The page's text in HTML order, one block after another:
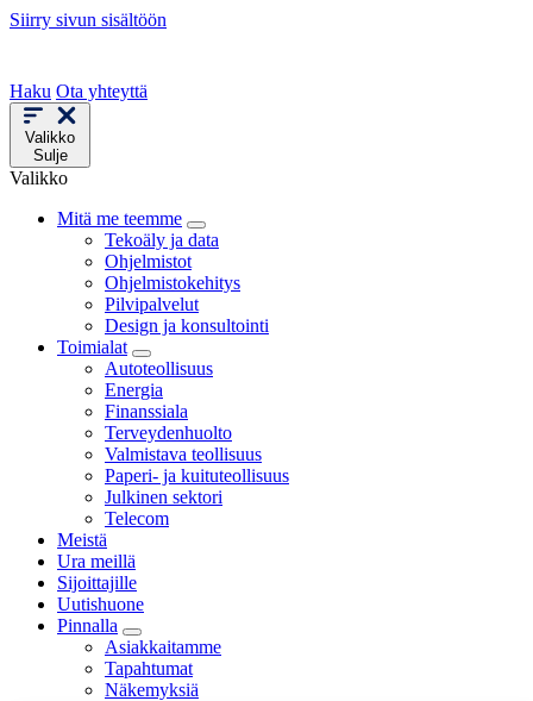
Siirry sivun sisältöön
Haku Ota yhteyttä
Valikko
Sulje
Valikko
Mitä me teemme
Tekoäly ja data
Ohjelmistot
Ohjelmistokehitys
Pilvipalvelut
Design ja konsultointi
Toimialat
Autoteollisuus
Energia
Finanssiala
Terveydenhuolto
Valmistava teollisuus
Paperi- ja kuituteollisuus
Julkinen sektori
Telecom
Meistä
Ura meillä
Sijoittajille
Uutishuone
Pinnalla
Asiakkaitamme
Tapahtumat
Näkemyksiä